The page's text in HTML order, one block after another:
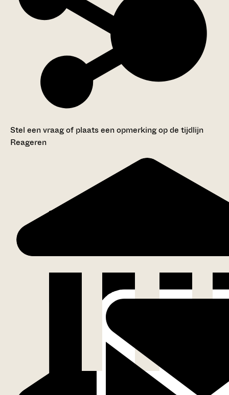
Stel een vraag of plaats een opmerking op de tijdlijn
Reageren